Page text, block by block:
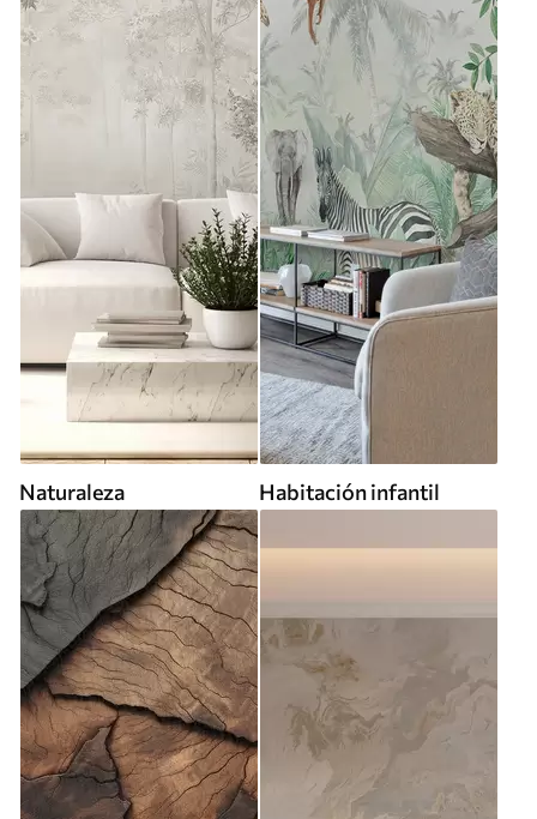
Naturaleza Habitación infantil